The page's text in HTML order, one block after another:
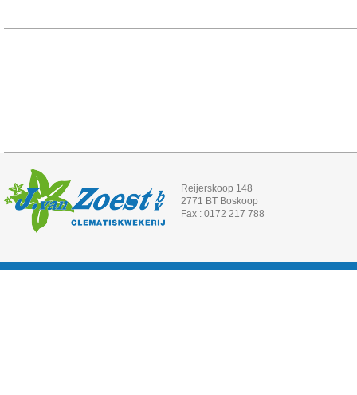
Reijerskoop 148
2771 BT Boskoop
Fax : 0172 217 788